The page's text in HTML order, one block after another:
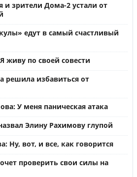
и зрители Дома-2 устали от
едут в самый счастливый
живу по своей совести
решила избавиться от
У меня паническая атака
Элину Рахимову глупой
Ну, вот, и все, как говорится
проверить свои силы на